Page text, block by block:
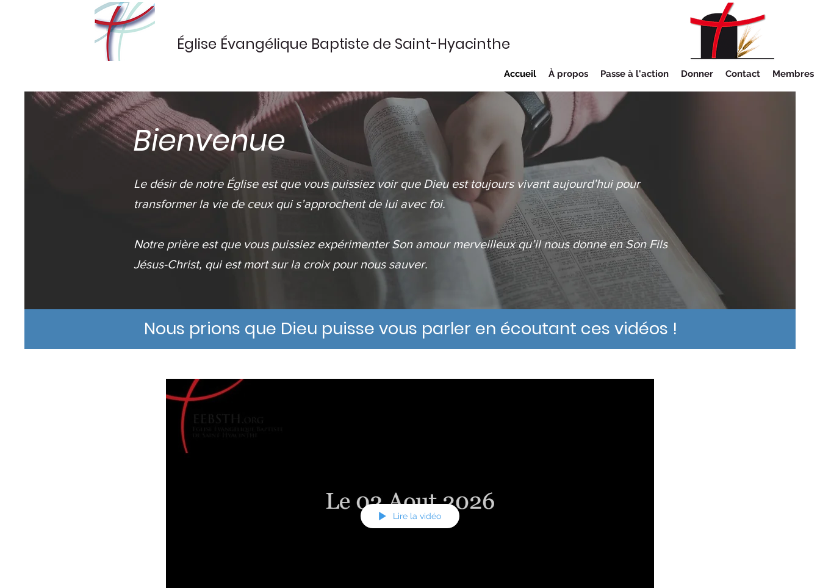
Église Évangélique Baptiste de Saint-Hyacinthe
Accueil À propos Passe à l'action Donner Contact Membres
Bienvenue
Le désir de notre Église est que vous puissiez voir que Dieu est toujours vivant aujourd’hui pour
transformer la vie de ceux qui s’approchent de lui avec foi.
Notre prière est que vous puissiez expérimenter Son amour merveilleux qu’il nous donne en Son Fils
Jésus-Christ, qui est mort sur la croix pour nous sauver.
Nous prions que Dieu puisse vous parler en écoutant ces vidéos !
Lire la vidéo